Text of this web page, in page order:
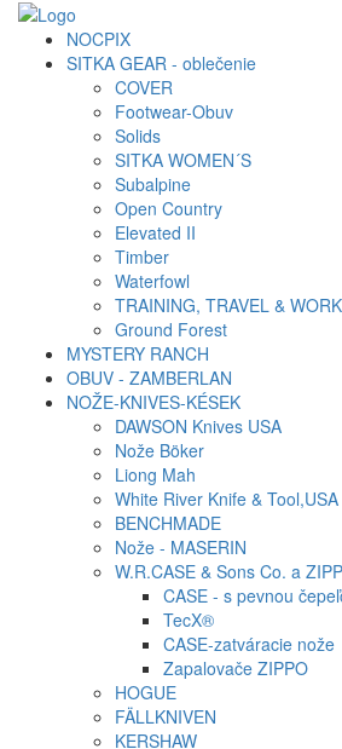
NOCPIX
SITKA GEAR - oblečenie
COVER
Footwear-Obuv
Solids
SITKA WOMEN´S
Subalpine
Open Country
Elevated II
Timber
Waterfowl
TRAINING, TRAVEL &
Ground Forest
MYSTERY RANCH
OBUV - ZAMBERLAN
NOŽE-KNIVES-KÉSEK
DAWSON Knives USA
Nože Böker
Liong Mah
White River Knife & Tool,USA
BENCHMADE
Nože - MASERIN
W.R.CASE & Sons Co. a
CASE - s pevnou
TecX®
CASE-zatváracie nože
Zapalovače ZIPPO
HOGUE
FÄLLKNIVEN
KERSHAW